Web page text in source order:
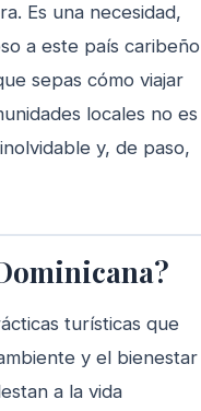
Es una necesidad,
a este país caribeño
sepas cómo viajar
locales no es
y, de paso,
turísticas que
y el bienestar
a la vida